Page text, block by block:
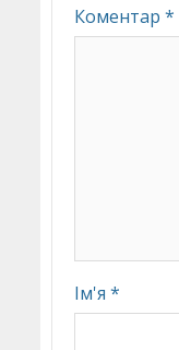
Коментар *
Ім'я *